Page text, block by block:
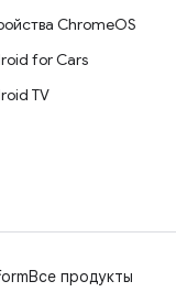
ChromeOS
for Cars
TV
Все продукты